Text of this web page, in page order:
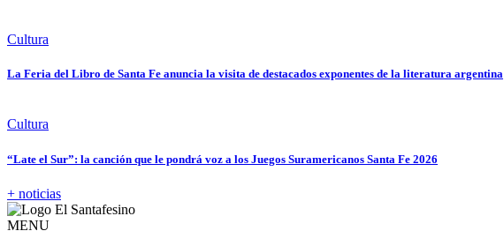
Cultura
La Feria del Libro de Santa Fe anuncia la visita de destacados exponentes de la literatura argentina
Cultura
“Late el Sur”: la canción que le pondrá voz a los Juegos Suramericanos Santa Fe 2026
+ noticias
MENU